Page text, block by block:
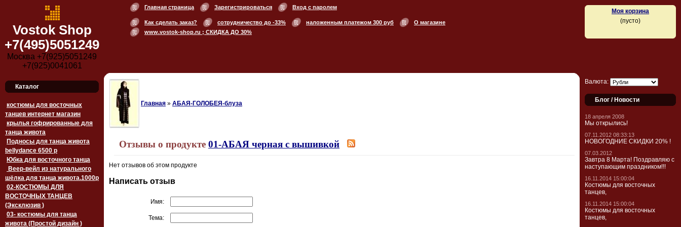
Vostok Shop
+7(495)5051249
Москва +7(925)5051249
+7(925)0041061
Главная страница Зарегистрироваться Вход с паролем
Как сделать заказ? сотрудничество до -33% наложенным платежом 300 руб
О магазине
www.vostok-shop.ru ; СКИДКА ДО 30%
Моя корзина
(пусто)
Каталог
костюмы для восточных
танцев интернет магазин
крылья гофрированные для
танца живота
Подносы для танца живота
bellydance 6500 p
Юбка для восточного танца
Веер-вейл из натурального
шёлка для танца живота.1000p
02-КОСТЮМЫ ДЛЯ
ВОСТОЧНЫХ ТАНЦЕВ
(Эксклюзив )
03- костюмы для танца
живота (Простой дизайн )
Главная » АБАЯ-ГОЛОБЕЯ-блуза
Отзывы о продукте 01-АБАЯ черная с вышивкой
Нет отзывов об этом продукте
Написать отзыв
Имя:
Тема:
Валюта:
Блог / Новости
18 апреля 2008
Мы открылись!
07.11.2012 08:33:13
НОВОГОДНИЕ СКИДКИ 20% !
07.03.2012
Завтра 8 Марта! Поздравляю с
наступающим праздником!!!
16.11.2014 15:00:04
Костюмы для восточных
танцев,
16.11.2014 15:00:04
Костюмы для восточных
танцев,